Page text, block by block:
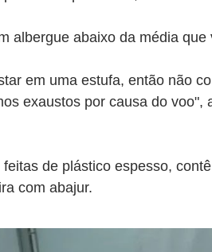
albergue abaixo da média
em uma estufa, então não
exaustos por causa do voo",
de plástico espesso,
com abajur.